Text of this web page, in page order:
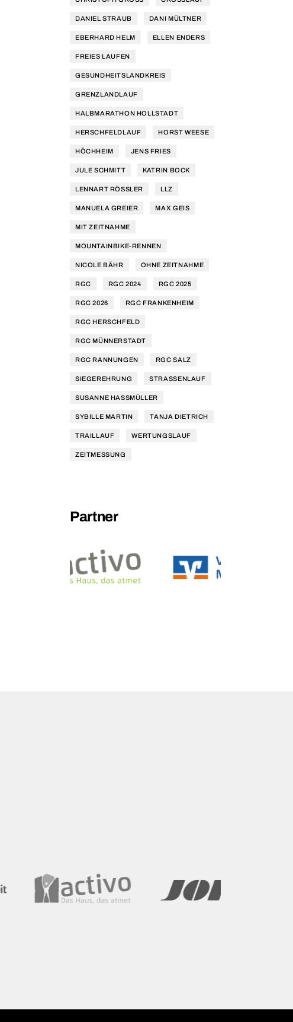
DANIEL STRAUB DANI MÜLTNER
EBERHARD HELM ELLEN ENDERS
FREIES LAUFEN
GESUNDHEITSLANDKREIS
GRENZLANDLAUF
HALBMARATHON HOLLSTADT
HERSCHFELDLAUF HORST WEESE
HÖCHHEIM JENS FRIES
JULE SCHMITT KATRIN BOCK
LENNART RÖSSLER LLZ
MANUELA GREIER MAX GEIS
MIT ZEITNAHME
MOUNTAINBIKE-RENNEN
NICOLE BÄHR OHNE ZEITNAHME
RGC RGC 2024 RGC 2025
RGC 2026 RGC FRANKENHEIM
RGC HERSCHFELD
RGC MÜNNERSTADT
RGC RANNUNGEN RGC SALZ
SIEGEREHRUNG STRASSENLAUF
SUSANNE HASSMÜLLER
SYBILLE MARTIN TANJA DIETRICH
TRAILLAUF WERTUNGSLAUF
ZEITMESSUNG
Partner